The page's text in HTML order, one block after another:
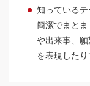
知っているテ
簡潔でまと
や出来事、
を表現したり